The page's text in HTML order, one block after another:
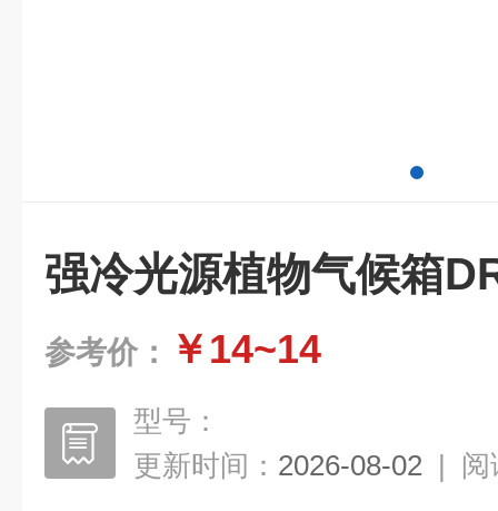
强冷光源植物气候箱
参考价： ￥14~14
型号：
更新时间： 2026-08-02 | 阅